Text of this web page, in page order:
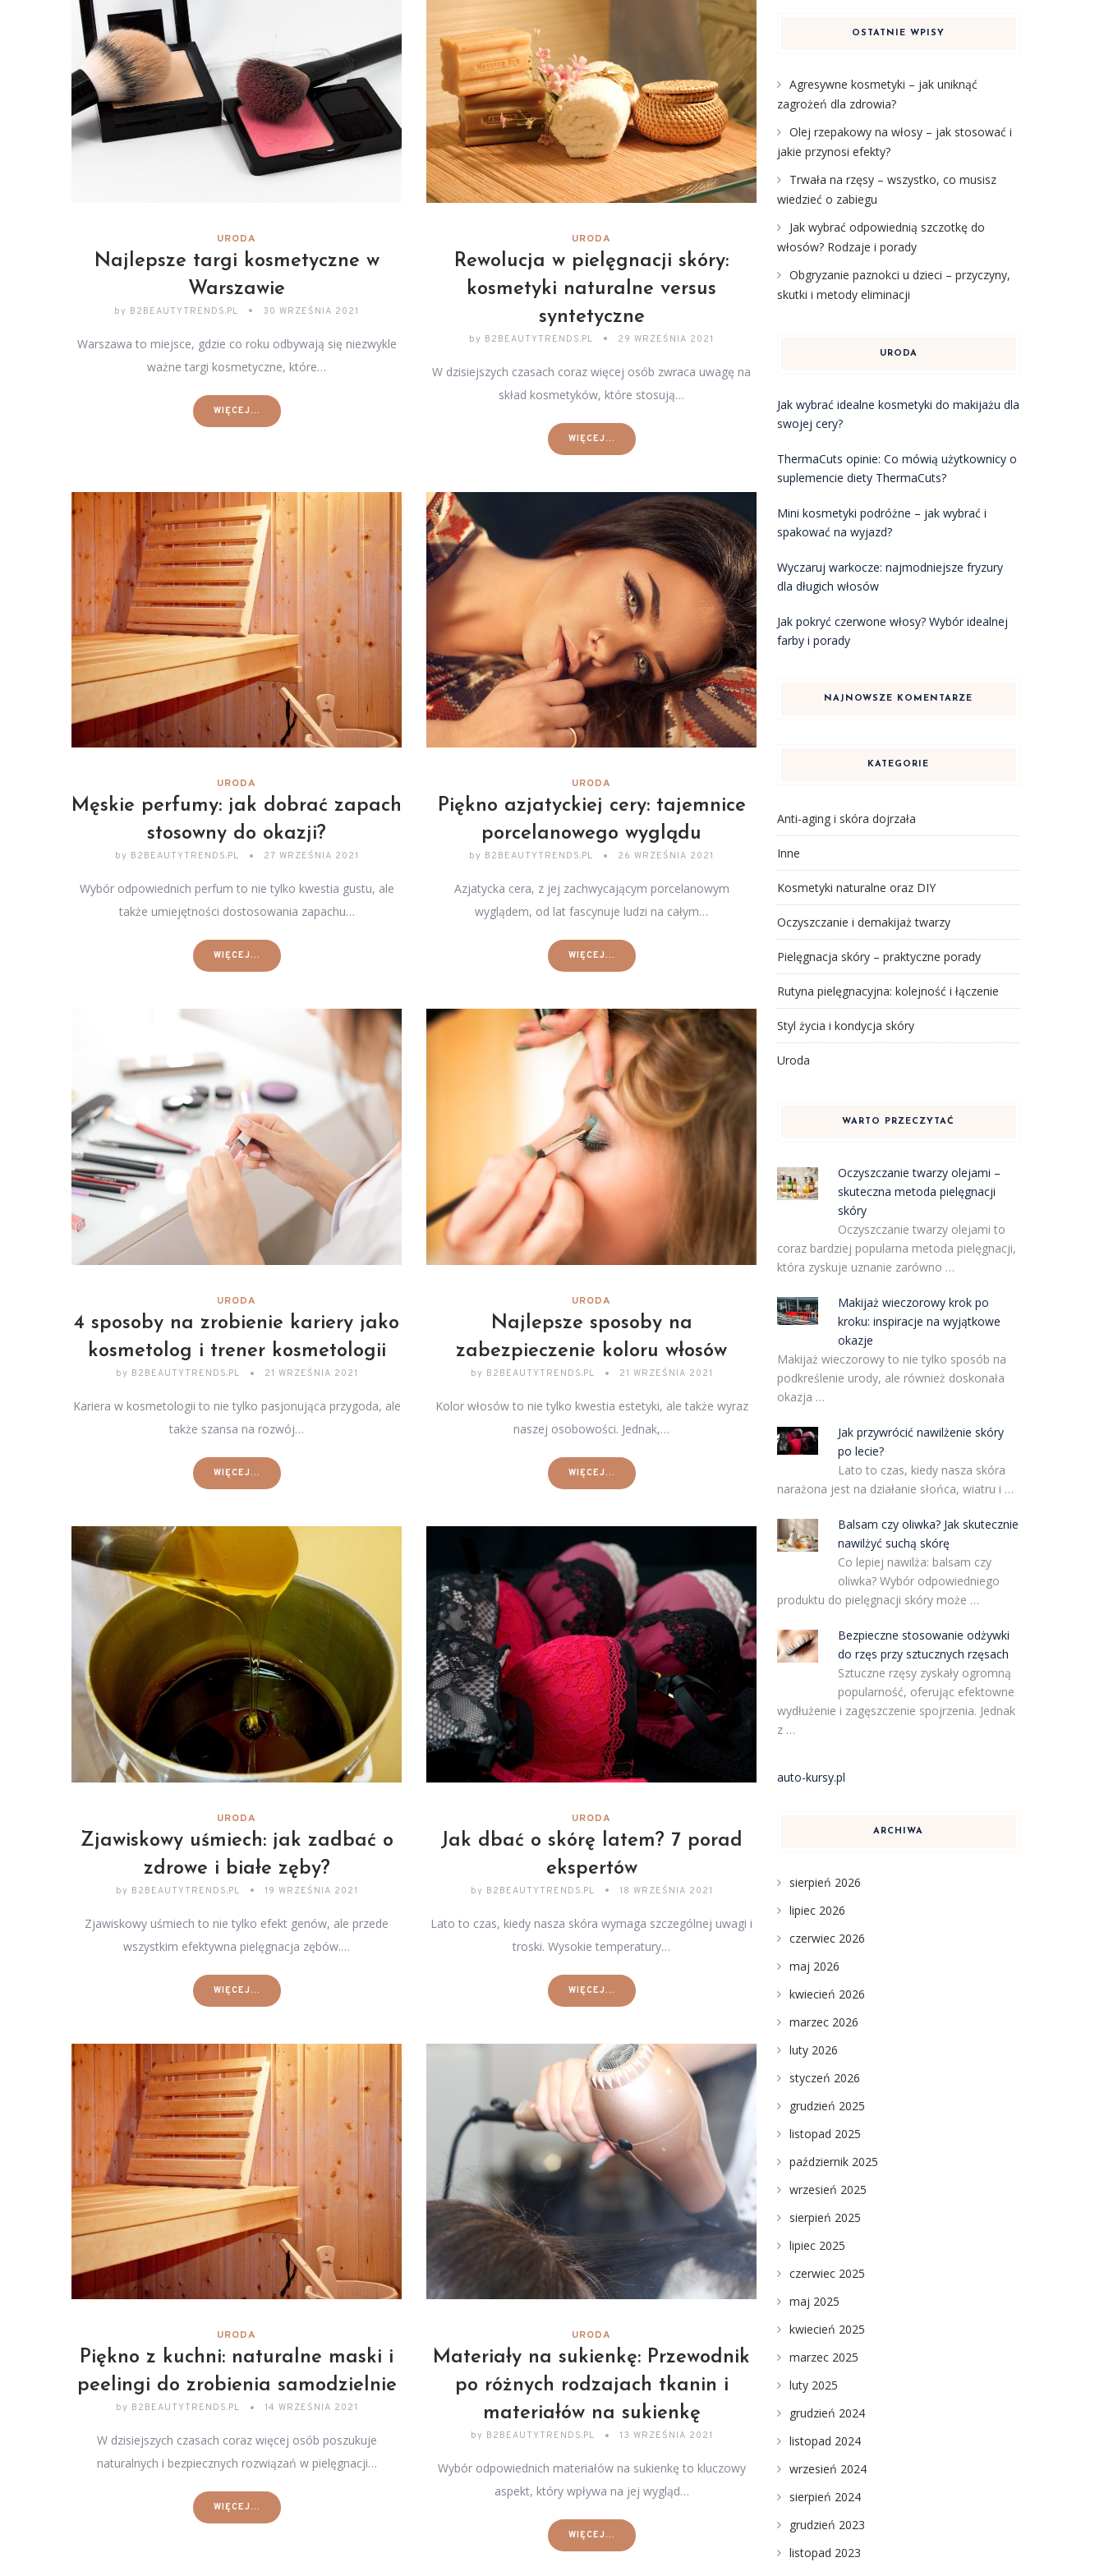
URODA
Najlepsze targi kosmetyczne w
Warszawie
by B2BEAUTYTRENDS.PL 30 WRZEŚNIA 2021
Warszawa to miejsce, gdzie co roku odbywają się niezwykle
ważne targi kosmetyczne, które…
WIĘCEJ...
URODA
Rewolucja w pielęgnacji skóry:
kosmetyki naturalne versus
syntetyczne
by B2BEAUTYTRENDS.PL 29 WRZEŚNIA 2021
W dzisiejszych czasach coraz więcej osób zwraca uwagę na
skład kosmetyków, które stosują…
WIĘCEJ...
URODA
Męskie perfumy: jak dobrać zapach
stosowny do okazji?
by B2BEAUTYTRENDS.PL 27 WRZEŚNIA 2021
Wybór odpowiednich perfum to nie tylko kwestia gustu, ale
także umiejętności dostosowania zapachu…
WIĘCEJ...
URODA
Piękno azjatyckiej cery: tajemnice
porcelanowego wyglądu
by B2BEAUTYTRENDS.PL 26 WRZEŚNIA 2021
Azjatycka cera, z jej zachwycającym porcelanowym
wyglądem, od lat fascynuje ludzi na całym…
WIĘCEJ...
URODA
4 sposoby na zrobienie kariery jako
kosmetolog i trener kosmetologii
by B2BEAUTYTRENDS.PL 21 WRZEŚNIA 2021
Kariera w kosmetologii to nie tylko pasjonująca przygoda, ale
także szansa na rozwój…
WIĘCEJ...
URODA
Najlepsze sposoby na
zabezpieczenie koloru włosów
by B2BEAUTYTRENDS.PL 21 WRZEŚNIA 2021
Kolor włosów to nie tylko kwestia estetyki, ale także wyraz
naszej osobowości. Jednak,…
WIĘCEJ...
URODA
Zjawiskowy uśmiech: jak zadbać o
zdrowe i białe zęby?
by B2BEAUTYTRENDS.PL 19 WRZEŚNIA 2021
Zjawiskowy uśmiech to nie tylko efekt genów, ale przede
wszystkim efektywna pielęgnacja zębów.…
WIĘCEJ...
URODA
Jak dbać o skórę latem? 7 porad
ekspertów
by B2BEAUTYTRENDS.PL 18 WRZEŚNIA 2021
Lato to czas, kiedy nasza skóra wymaga szczególnej uwagi i
troski. Wysokie temperatury…
WIĘCEJ...
URODA
Piękno z kuchni: naturalne maski i
peelingi do zrobienia samodzielnie
by B2BEAUTYTRENDS.PL 14 WRZEŚNIA 2021
W dzisiejszych czasach coraz więcej osób poszukuje
naturalnych i bezpiecznych rozwiązań w pielęgnacji…
WIĘCEJ...
URODA
Materiały na sukienkę: Przewodnik
po różnych rodzajach tkanin i
materiałów na sukienkę
by B2BEAUTYTRENDS.PL 13 WRZEŚNIA 2021
Wybór odpowiednich materiałów na sukienkę to kluczowy
aspekt, który wpływa na jej wygląd…
WIĘCEJ...
OSTATNIE WPISY
Agresywne kosmetyki – jak uniknąć
zagrożeń dla zdrowia?
Olej rzepakowy na włosy – jak stosować i
jakie przynosi efekty?
Trwała na rzęsy – wszystko, co musisz
wiedzieć o zabiegu
Jak wybrać odpowiednią szczotkę do
włosów? Rodzaje i porady
Obgryzanie paznokci u dzieci – przyczyny,
skutki i metody eliminacji
URODA
Jak wybrać idealne kosmetyki do makijażu dla
swojej cery?
ThermaCuts opinie: Co mówią użytkownicy o
suplemencie diety ThermaCuts?
Mini kosmetyki podróżne – jak wybrać i
spakować na wyjazd?
Wyczaruj warkocze: najmodniejsze fryzury
dla długich włosów
Jak pokryć czerwone włosy? Wybór idealnej
farby i porady
NAJNOWSZE KOMENTARZE
KATEGORIE
Anti-aging i skóra dojrzała
Inne
Kosmetyki naturalne oraz DIY
Oczyszczanie i demakijaż twarzy
Pielęgnacja skóry – praktyczne porady
Rutyna pielęgnacyjna: kolejność i łączenie
Styl życia i kondycja skóry
Uroda
WARTO PRZECZYTAĆ
Oczyszczanie twarzy olejami –
skuteczna metoda pielęgnacji
skóry
Oczyszczanie twarzy olejami to
coraz bardziej popularna metoda pielęgnacji,
która zyskuje uznanie zarówno …
Makijaż wieczorowy krok po
kroku: inspiracje na wyjątkowe
okazje
Makijaż wieczorowy to nie tylko sposób na
podkreślenie urody, ale również doskonała
okazja …
Jak przywrócić nawilżenie skóry
po lecie?
Lato to czas, kiedy nasza skóra
narażona jest na działanie słońca, wiatru i …
Balsam czy oliwka? Jak skutecznie
nawilżyć suchą skórę
Co lepiej nawilża: balsam czy
oliwka? Wybór odpowiedniego
produktu do pielęgnacji skóry może …
Bezpieczne stosowanie odżywki
do rzęs przy sztucznych rzęsach
Sztuczne rzęsy zyskały ogromną
popularność, oferując efektowne
wydłużenie i zagęszczenie spojrzenia. Jednak
z …
auto-kursy.pl
ARCHIWA
sierpień 2026
lipiec 2026
czerwiec 2026
maj 2026
kwiecień 2026
marzec 2026
luty 2026
styczeń 2026
grudzień 2025
listopad 2025
październik 2025
wrzesień 2025
sierpień 2025
lipiec 2025
czerwiec 2025
maj 2025
kwiecień 2025
marzec 2025
luty 2025
grudzień 2024
listopad 2024
wrzesień 2024
sierpień 2024
grudzień 2023
listopad 2023